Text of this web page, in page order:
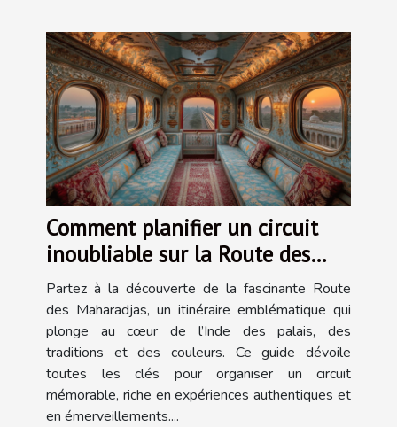
Comment planifier un circuit
inoubliable sur la Route des
Maharadjas ?
Partez à la découverte de la fascinante Route
des Maharadjas, un itinéraire emblématique qui
plonge au cœur de l’Inde des palais, des
traditions et des couleurs. Ce guide dévoile
toutes les clés pour organiser un circuit
mémorable, riche en expériences authentiques et
en émerveillements....